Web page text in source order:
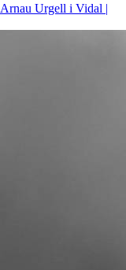
Arnau Urgell i Vidal |